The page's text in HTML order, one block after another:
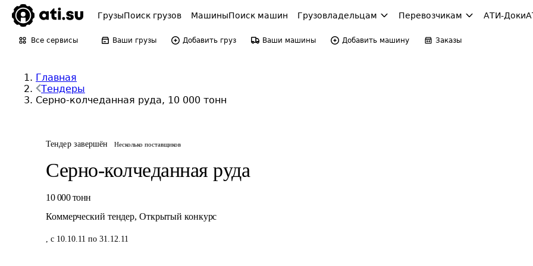
ГрузыПоиск грузов МашиныПоиск машин Грузовладельцам Перевозчикам АТИ-Доки
Все сервисы Ваши грузы Добавить груз Ваши машины Добавить машину Заказы
Главная
Тендеры
Серно-колчеданная руда, 10 000 тонн
Тендер завершён Несколько поставщиков
Серно-колчеданная руда
10 000 тонн
Коммерческий тендер, Открытый конкурс
, с 10.10.11 по 31.12.11